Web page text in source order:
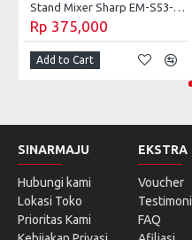
Stand Mixer Sharp EM-S53-WH
Rp 375,000
Add to Cart
SINARMAJU
Hubungi kami
Lokasi Toko
Prioritas Kami
EKSTRA
Voucher
Testimoni
FAQ